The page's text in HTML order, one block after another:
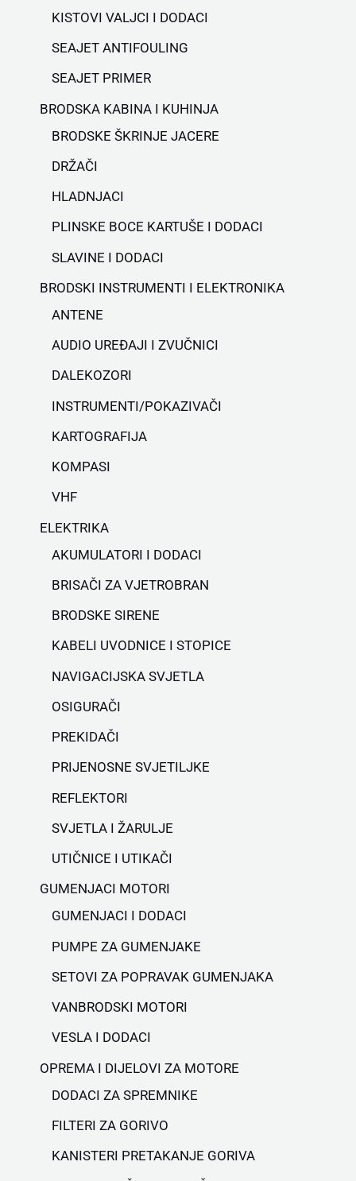
KISTOVI VALJCI I DODACI
SEAJET ANTIFOULING
SEAJET PRIMER
BRODSKA KABINA I KUHINJA
BRODSKE ŠKRINJE JACERE
DRŽAČI
HLADNJACI
PLINSKE BOCE KARTUŠE I DODACI
SLAVINE I DODACI
BRODSKI INSTRUMENTI I ELEKTRONIKA
ANTENE
AUDIO UREĐAJI I ZVUČNICI
DALEKOZORI
INSTRUMENTI/POKAZIVAČI
KARTOGRAFIJA
KOMPASI
VHF
ELEKTRIKA
AKUMULATORI I DODACI
BRISAČI ZA VJETROBRAN
BRODSKE SIRENE
KABELI UVODNICE I STOPICE
NAVIGACIJSKA SVJETLA
OSIGURAČI
PREKIDAČI
PRIJENOSNE SVJETILJKE
REFLEKTORI
SVJETLA I ŽARULJE
UTIČNICE I UTIKAČI
GUMENJACI MOTORI
GUMENJACI I DODACI
PUMPE ZA GUMENJAKE
SETOVI ZA POPRAVAK GUMENJAKA
VANBRODSKI MOTORI
VESLA I DODACI
OPREMA I DIJELOVI ZA MOTORE
DODACI ZA SPREMNIKE
FILTERI ZA GORIVO
KANISTERI PRETAKANJE GORIVA